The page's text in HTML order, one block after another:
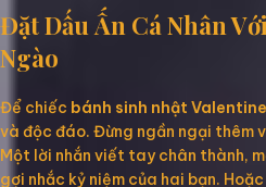
Đặt Dấu Ấn Cá Nhân
Ngào
Để chiếc bánh sinh nhật Valentine
và độc đáo. Đừng ngần ngại thêm
Một lời nhắn viết tay chân thành,
gợi nhắc kỷ niệm của hai bạn.